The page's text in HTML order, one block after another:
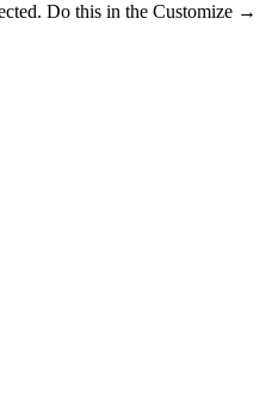
Do this in the Customize →